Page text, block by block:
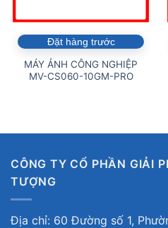
Đặt hàng trước
MÁY ẢNH CÔNG NGHIỆP
MV-CS060-10GM-PRO
CÔNG TY CỔ PHẦN GIẢI
TƯỢNG
Địa chỉ: 60 Đường số 1,